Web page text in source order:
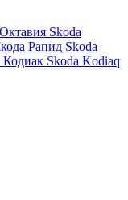
Skoda
Skoda
Skoda Kodiaq